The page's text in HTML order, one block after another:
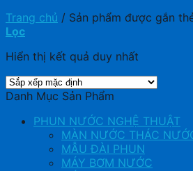
Trang chủ / Sản phẩm được gắn
Lọc
Hiển thị kết quả duy nhất
Danh Mục Sản Phẩm
PHUN NƯỚC NGHỆ THUẬT
MÀN NƯỚC THÁC
MẪU ĐÀI PHUN
MÁY BƠM NƯỚC